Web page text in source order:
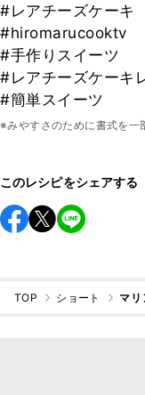
#レアチーズケーキ
#hiromarucooktv
#手作りスイーツ
#レアチーズケーキ
#簡単スイーツ
※みやすさのために書式を一
このレシピをシェアする
TOP ショート マ